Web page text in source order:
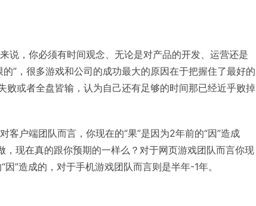
说，你必须有时间观念、无论是对产品的开发、运营还是
”，很多游戏和公司的成功最大的原因在于把握住了最好的
败或者全盘皆输，认为自己还有足够的时间那已经近乎败掉
客户端团队而言，你现在的“果”是因为2年前的“因”造成
，现在真的跟你预期的一样么？对于网页游戏团队而言你现
因”造成的，对于手机游戏团队而言则是半年-1年。